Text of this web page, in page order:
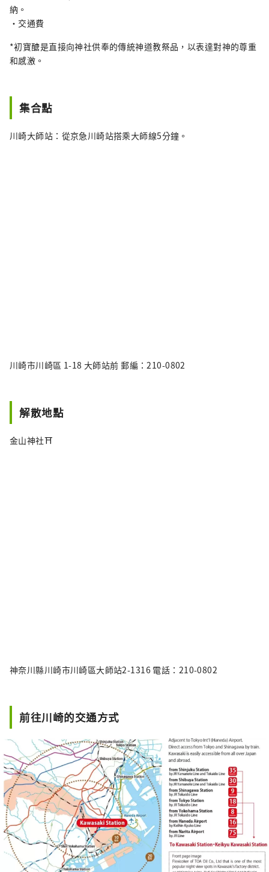
納。
・交通費
*初寶醣是直接向神社供奉的傳統神道教祭品，以表達對神的尊重
和感激。
集合點
川崎大師站：從京急川崎站搭乘大師線5分鐘。
川崎市川崎區 1-18 大師站前 郵編：210-0802
解散地點
金山神社⛩
神奈川縣川崎市川崎區大師站2-1316 電話：210-0802
前往川崎的交通方式